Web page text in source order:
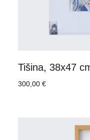
Tišina, 38x47
300,00 €